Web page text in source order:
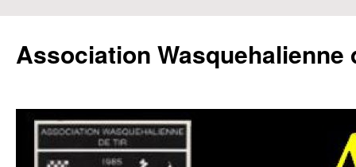
contenu
Association Wasquehalienne